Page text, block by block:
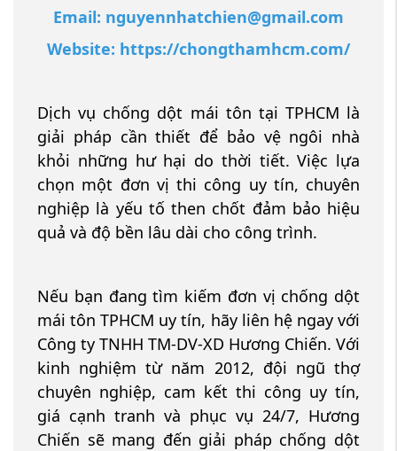
Email: nguyennhatchien@gmail.com
Website: https://chongthamhcm.com/
Dịch vụ chống dột mái tôn tại TPHCM là
giải pháp cần thiết để bảo vệ ngôi nhà
khỏi những hư hại do thời tiết. Việc lựa
chọn một đơn vị thi công uy tín, chuyên
nghiệp là yếu tố then chốt đảm bảo hiệu
quả và độ bền lâu dài cho công trình.
Nếu bạn đang tìm kiếm đơn vị chống dột
mái tôn TPHCM uy tín, hãy liên hệ ngay với
Công ty TNHH TM-DV-XD Hương Chiến. Với
kinh nghiệm từ năm 2012, đội ngũ thợ
chuyên nghiệp, cam kết thi công uy tín,
giá cạnh tranh và phục vụ 24/7, Hương
Chiến sẽ mang đến giải pháp chống dột